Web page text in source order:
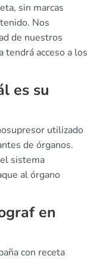
sin marcas
Nos
de nuestros
tendrá acceso a los
es su
utilizado
de órganos.
sistema
al órgano
en
con receta